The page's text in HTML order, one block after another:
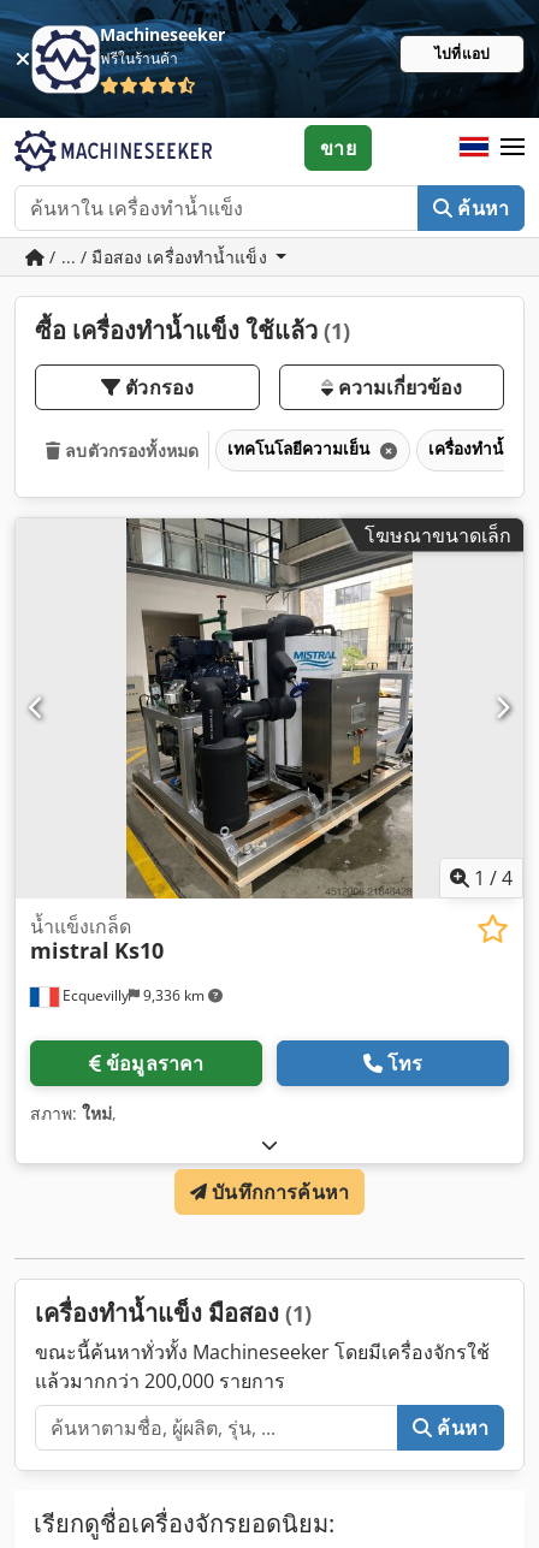
Machineseeker
ฟรีในร้านค้า ไปที่แอป
ค้นหา
ขาย
/ ... / มือสอง เครื่องทำน้ำแข็ง
ซื้อ เครื่องทำน้ำแข็ง ใช้แล้ว (1)
ตัวกรอง ความเกี่ยวข้อง
ลบตัวกรองทั้งหมด เทคโนโลยีความเย็น เครื่องทำน้ำแ
โฆษณาขนาดเล็ก
1 /4
Ecquevilly 9,336 km
น้ำแข็งเกล็ด
mistral Ks10
ข้อมูลราคา โทร
สภาพ: ใหม่,
บันทึกการค้นหา
เครื่องทำน้ำแข็ง มือสอง (1)
ขณะนี้ค้นหาทั่วทั้ง Machineseeker โดยมีเครื่องจักรใช้
แล้วมากกว่า 200,000 รายการ
ค้นหา
เรียกดูชื่อเครื่องจักรยอดนิยม: